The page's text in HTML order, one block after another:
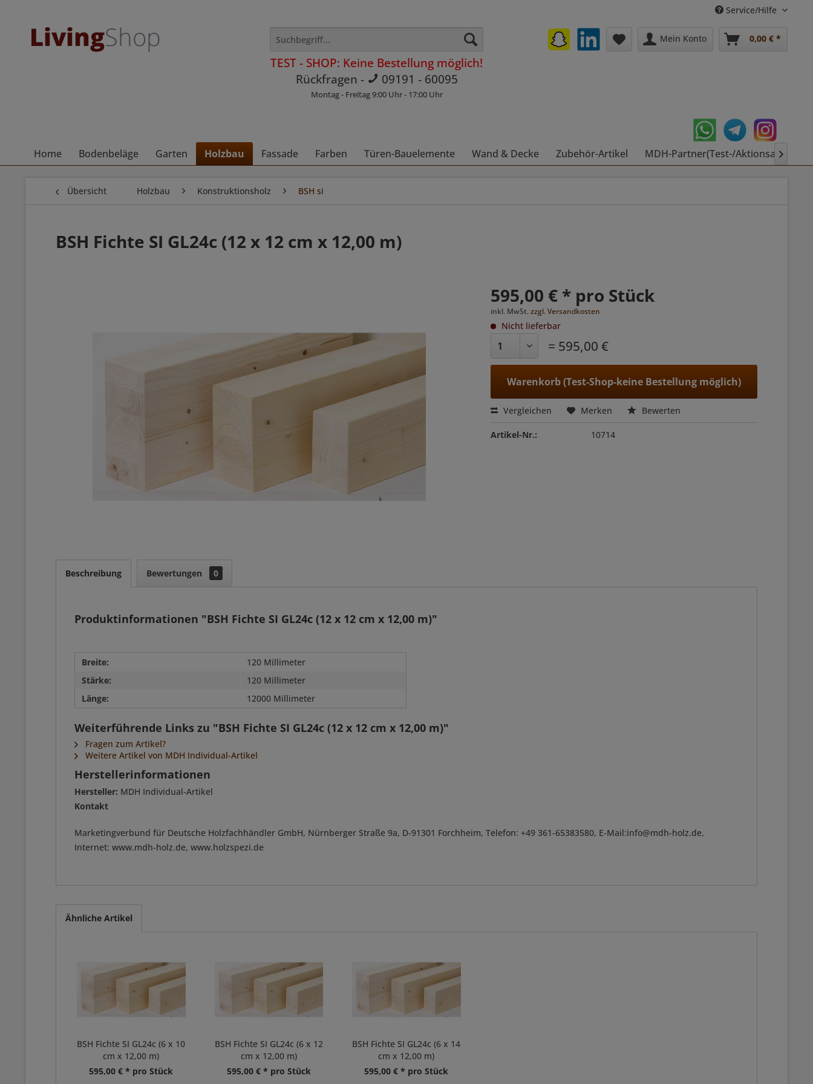
Service/Hilfe
TEST - SHOP: Keine Bestellung möglich!
Rückfragen -
09191 - 60095
Montag - Freitag 9:00 Uhr - 17:00 Uhr
Mein Konto 0,00 € *
Home Bodenbeläge Garten Holzbau Fassade Farben Türen-Bauelemente Wand & Decke Zubehör-Artikel MDH-Partner(Test-/Aktionsartikel)

Übersicht Holzbau Konstruktionsholz BSH si
BSH Fichte SI GL24c (12 x 12 cm x 12,00 m)
595,00 € * pro Stück
inkl. MwSt.zzgl. Versandkosten
Nicht lieferbar
= 595,00 €
Warenkorb (Test-Shop-keine Bestellung möglich)
Vergleichen Merken Bewerten
Artikel-Nr.: 10714
Beschreibung Bewertungen 0
Produktinformationen "BSH Fichte SI GL24c (12 x 12 cm x 12,00 m)"
Breite:
120 Millimeter
Stärke:
120 Millimeter
Länge:
12000 Millimeter
Weiterführende Links zu "BSH Fichte SI GL24c (12 x 12 cm x 12,00 m)"
Fragen zum Artikel?
Weitere Artikel von MDH Individual-Artikel
Herstellerinformationen
Hersteller: MDH Individual-Artikel
Kontakt
Marketingverbund für Deutsche Holzfachhändler GmbH, Nürnberger Straße 9a, D-91301 Forchheim, Telefon: +49 361-65383580, E-Mail:info@mdh-holz.de,
Internet: www.mdh-holz.de, www.holzspezi.de
Ähnliche Artikel
BSH Fichte SI GL24c (6 x 10
cm x 12,00 m)
595,00 € * pro Stück
BSH Fichte SI GL24c (6 x 12
cm x 12,00 m)
595,00 € * pro Stück
BSH Fichte SI GL24c (6 x 14
cm x 12,00 m)
595,00 € * pro Stück